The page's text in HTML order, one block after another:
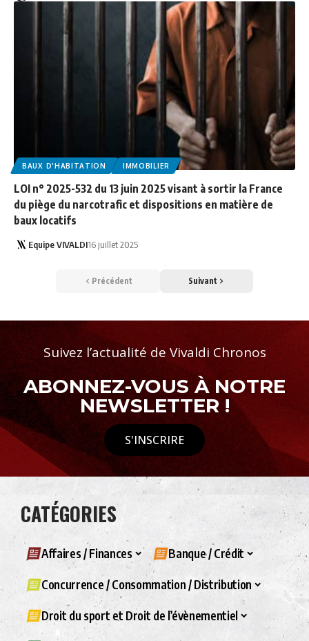
BAUX D'HABITATION IMMOBILIER
LOI n° 2025-532 du 13 juin 2025 visant à sortir la France
du piège du narcotrafic et dispositions en matière de
baux locatifs
Equipe VIVALDI16 juillet 2025
Précédent Suivant
Suivez l’actualité de Vivaldi Chronos
ABONNEZ-VOUS À NOTRE
NEWSLETTER !
S'INSCRIRE
CATÉGORIES
Affaires / Finances Banque / Crédit
Concurrence / Consommation / Distribution
Droit du sport et Droit de l’évènementiel